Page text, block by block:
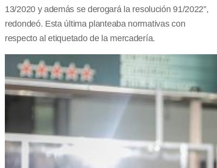
13/2020 y además se derogará la resolución 91/2022”,
redondeó. Esta última planteaba normativas con
respecto al etiquetado de la mercadería.